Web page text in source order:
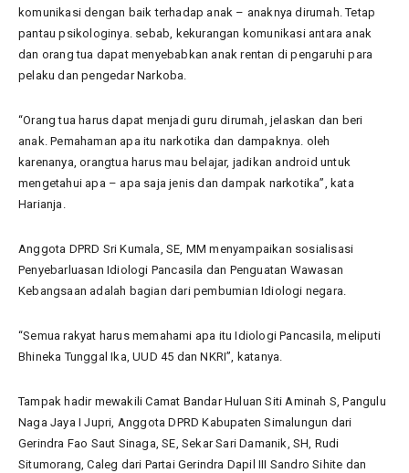
komunikasi dengan baik terhadap anak – anaknya dirumah. Tetap
pantau psikologinya. sebab, kekurangan komunikasi antara anak
dan orang tua dapat menyebabkan anak rentan di pengaruhi para
pelaku dan pengedar Narkoba.
“Orang tua harus dapat menjadi guru dirumah, jelaskan dan beri
anak. Pemahaman apa itu narkotika dan dampaknya. oleh
karenanya, orangtua harus mau belajar, jadikan android untuk
mengetahui apa – apa saja jenis dan dampak narkotika”, kata
Harianja.
Anggota DPRD Sri Kumala, SE, MM menyampaikan sosialisasi
Penyebarluasan Idiologi Pancasila dan Penguatan Wawasan
Kebangsaan adalah bagian dari pembumian Idiologi negara.
“Semua rakyat harus memahami apa itu Idiologi Pancasila, meliputi
Bhineka Tunggal Ika, UUD 45 dan NKRI”, katanya.
Tampak hadir mewakili Camat Bandar Huluan Siti Aminah S, Pangulu
Naga Jaya I Jupri, Anggota DPRD Kabupaten Simalungun dari
Gerindra Fao Saut Sinaga, SE, Sekar Sari Damanik, SH, Rudi
Situmorang, Caleg dari Partai Gerindra Dapil III Sandro Sihite dan